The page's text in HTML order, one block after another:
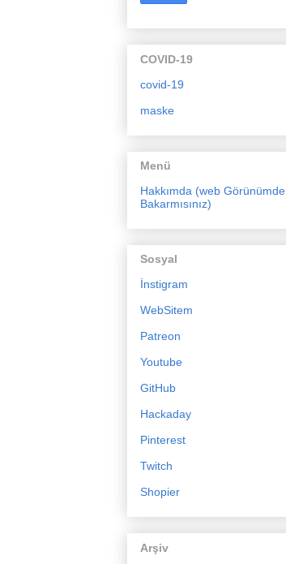
COVID-19
covid-19
maske
Menü
Hakkımda (web Görünümde
Bakarmısınız)
Sosyal
İnstigram
WebSitem
Patreon
Youtube
GitHub
Hackaday
Pinterest
Twitch
Shopier
Arşiv